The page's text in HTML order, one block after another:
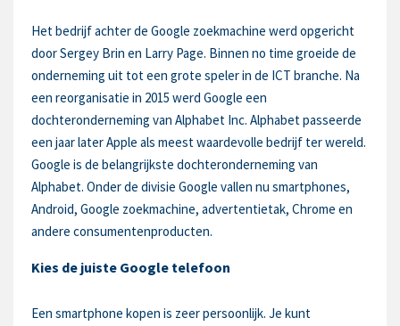
Het bedrijf achter de Google zoekmachine werd opgericht
door Sergey Brin en Larry Page. Binnen no time groeide de
onderneming uit tot een grote speler in de ICT branche. Na
een reorganisatie in 2015 werd Google een
dochteronderneming van Alphabet Inc. Alphabet passeerde
een jaar later Apple als meest waardevolle bedrijf ter wereld.
Google is de belangrijkste dochteronderneming van
Alphabet. Onder de divisie Google vallen nu smartphones,
Android, Google zoekmachine, advertentietak, Chrome en
andere consumentenproducten.
Kies de juiste Google telefoon
Een smartphone kopen is zeer persoonlijk. Je kunt